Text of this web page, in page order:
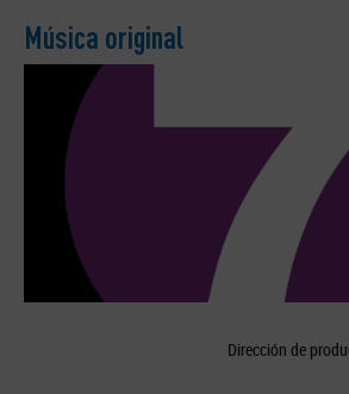
Música original
Dirección de